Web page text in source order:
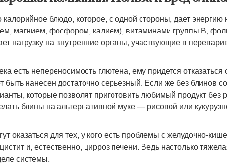
блюдо, которое, с одной стороны, дает
магнием, фосфором, калием), витаминами группы В,
нагрузку на внутренние органы, участвующие в
есть непереносимость глютена, ему придется
нанесен достаточно серьезный. Если же без блинов
которые позволят приготовить любимый продукт без
блины на альтернативной муке — рисовой или
оказаться для тех, у кого есть проблемы с желудочно-
и, естественно, цирроз печени. Ведь настолько
системы.